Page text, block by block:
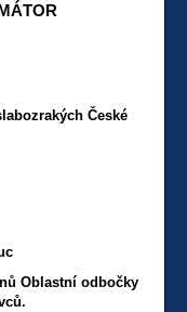
České
Oblastní odbočky